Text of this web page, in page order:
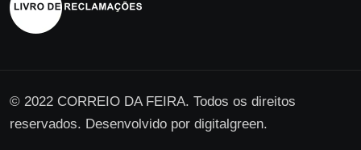
© 2022 CORREIO DA FEIRA. Todos os direitos
reservados. Desenvolvido por digitalgreen.